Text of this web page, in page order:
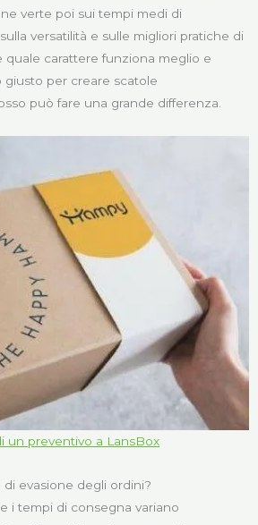
verte poi sui tempi medi di
versatilità e sulle migliori pratiche di
quale carattere funziona meglio e
per creare scatole
può fare una grande differenza.
un preventivo a LansBox
evasione degli ordini?
i tempi di consegna variano